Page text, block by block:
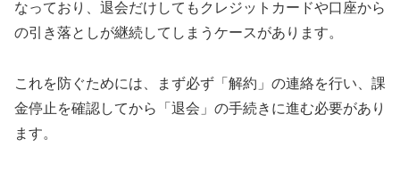
なっており、退会だけしてもクレジットカードや口座から
の引き落としが継続してしまうケースがあります。
これを防ぐためには、まず必ず「解約」の連絡を行い、課
金停止を確認してから「退会」の手続きに進む必要があり
ます。